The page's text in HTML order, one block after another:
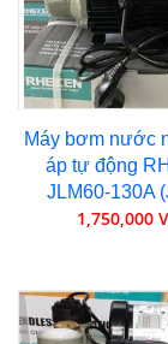
Máy bơm nước
áp tự động
JLM60-130A
1,750,000